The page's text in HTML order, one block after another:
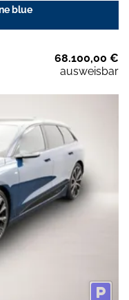
blue
68.100,00 €
ausweisbar